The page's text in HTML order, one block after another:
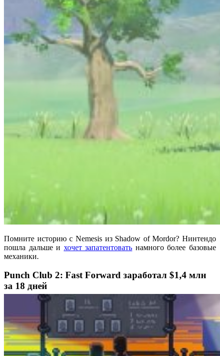
Помните историю с Nemesis из Shadow of Mordor? Нинтендо
пошла дальше и хочет запатентовать намного более базовые
механики.
Punch Club 2: Fast Forward заработал $1,4 млн
за 18 дней